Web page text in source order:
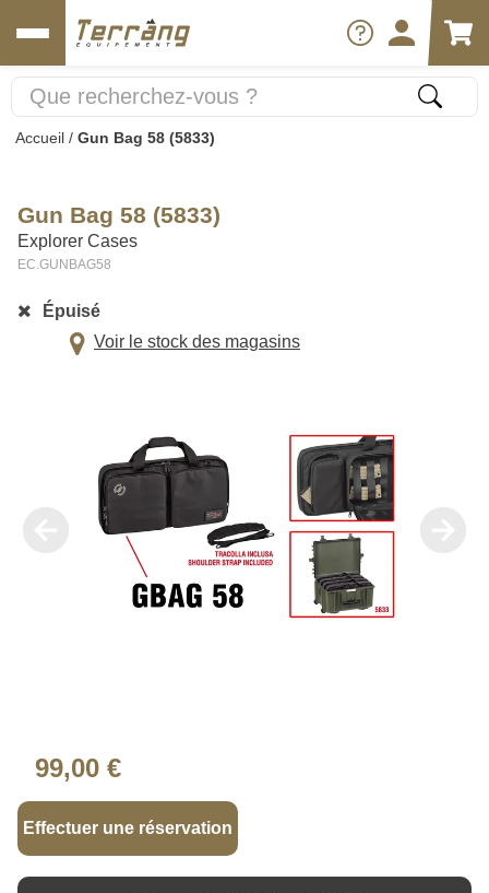
Accueil / Gun Bag 58 (5833)
Gun Bag 58 (5833)
Explorer Cases
EC.GUNBAG58
Épuisé
Voir le stock des magasins
99,00 €
Effectuer une réservation